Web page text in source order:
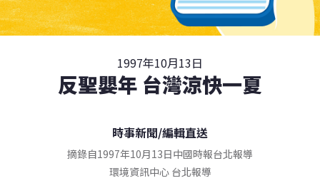
1997年10月13日
反聖嬰年 台灣涼快一夏
時事新聞/編輯直送
摘錄自1997年10月13日中國時報台北報導
環境資訊中心 台北報導